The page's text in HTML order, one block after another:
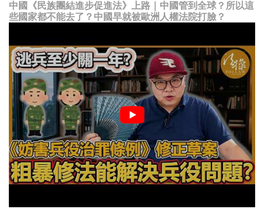
中國《民族團結進步促進法》上路｜中國管到全球？所以這
些國家都不能去了？中國早就被歐洲人權法院打臉？